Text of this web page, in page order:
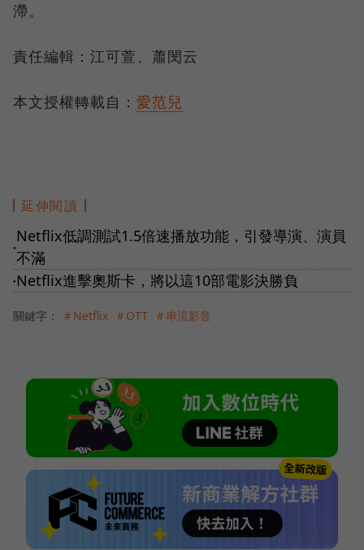
滯。
責任編輯：江可萱、蕭閔云
本文授權轉載自： 愛范兒
延伸閱讀
●
Netflix低調測試1.5倍速播放功能，引發導演、演員
不滿
● Netflix進擊奧斯卡，將以這10部電影決勝負
關鍵字： ＃Netflix ＃OTT ＃串流影音